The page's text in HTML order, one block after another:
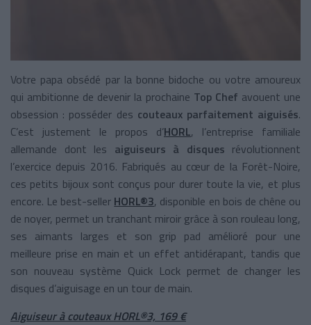
Votre papa obsédé par la bonne bidoche ou votre amoureux
qui ambitionne de devenir la prochaine Top Chef avouent une
obsession : posséder des couteaux parfaitement aiguisés.
C’est justement le propos d’HORL, l’entreprise familiale
allemande dont les aiguiseurs à disques révolutionnent
l’exercice depuis 2016. Fabriqués au cœur de la Forêt-Noire,
ces petits bijoux sont conçus pour durer toute la vie, et plus
encore. Le best-seller HORL®3, disponible en bois de chêne ou
de noyer, permet un tranchant miroir grâce à son rouleau long,
ses aimants larges et son grip pad amélioré pour une
meilleure prise en main et un effet antidérapant, tandis que
son nouveau système Quick Lock permet de changer les
disques d’aiguisage en un tour de main.
Aiguiseur à couteaux HORL®3, 169 €